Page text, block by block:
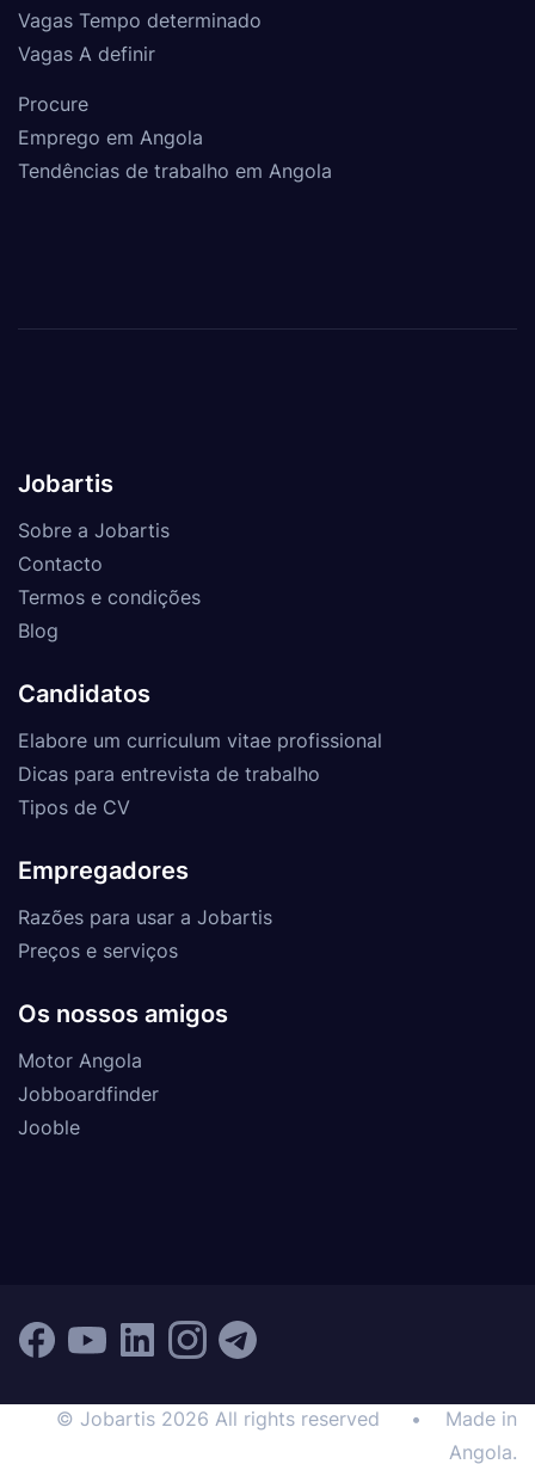
Vagas Tempo determinado
Vagas A definir
Procure
Emprego em Angola
Tendências de trabalho em Angola
Jobartis
Sobre a Jobartis
Contacto
Termos e condições
Blog
Candidatos
Elabore um curriculum vitae profissional
Dicas para entrevista de trabalho
Tipos de CV
Empregadores
Razões para usar a Jobartis
Preços e serviços
Os nossos amigos
Motor Angola
Jobboardfinder
Jooble
© Jobartis 2026 All rights reserved •
Made in
Angola.